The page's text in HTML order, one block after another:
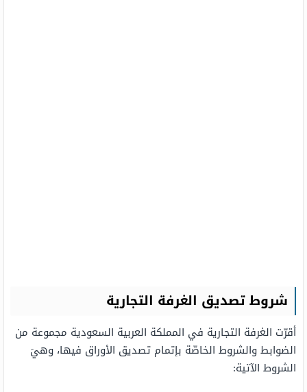
شروط تصديق الغرفة التجارية
أقرّت الغرفة التجارية في المملكة العربية السعودية مجموعة من
الضوابط والشروط الخاصّة بإتمام تصديق الأوراق فيها، وهيَ
الشروط الآتية: